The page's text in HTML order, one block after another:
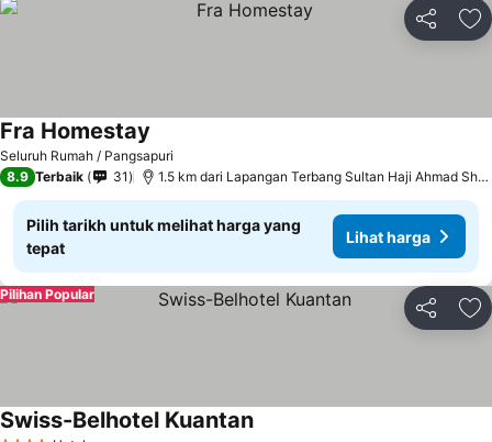
Kongsi
Seluruh Rumah / Pangsapuri
Fra Homestay
8.9 Terbaik 31 1.5 km dari Lapangan Terbang Sultan Haji Ahmad Shah
Pilih tarikh untuk melihat harga yang
tepat
Lihat harga
Kongsi
Pilihan Popular
Swiss-Belhotel Kuantan